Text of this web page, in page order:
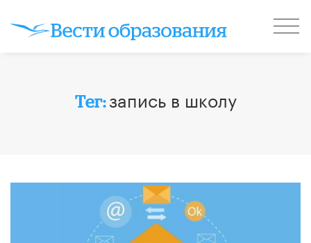
Тег:запись в школу